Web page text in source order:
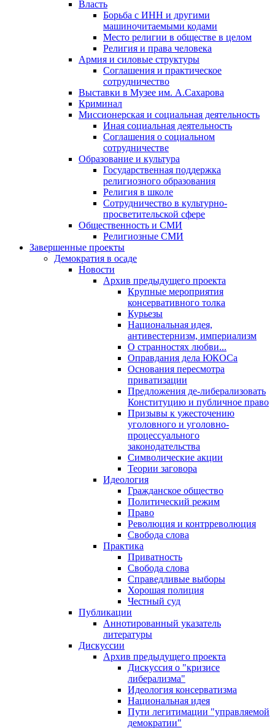
Власть
Борьба с ИНН и другими
машиночитаемыми кодами
Место религии в обществе в целом
Религия и права человека
Армия и силовые структуры
Соглашения и практическое
сотрудничество
Выставки в Музее им. А.Сахарова
Криминал
Миссионерская и социальная деятельность
Иная социальная деятельность
Соглашения о социальном
сотрудничестве
Образование и культура
Государственная поддержка
религиозного образования
Религия в школе
Сотрудничество в культурно-
просветительской сфере
Общественность и СМИ
Религиозные СМИ
Завершенные проекты
Демократия в осаде
Новости
Архив предыдущего проекта
Крупные мероприятия
консервативного толка
Курьезы
Национальная идея,
антивестернизм, империализм
О странностях любви...
Оправдания дела ЮКОСа
Основания пересмотра
приватизации
Предложения де-либерализовать
Конституцию и публичное право
Призывы к ужесточению
уголовного и уголовно-
процессуального
законодательства
Символические акции
Теории заговора
Идеология
Гражданское общество
Политический режим
Право
Революция и контрреволюция
Свобода слова
Практика
Приватность
Свобода слова
Справедливые выборы
Хорошая полиция
Честный суд
Публикации
Аннотированный указатель
литературы
Дискуссии
Архив предыдущего проекта
Дискуссия о "кризисе
либерализма"
Идеология консерватизма
Национальная идея
Пути легитимации "управляемой
демократии"